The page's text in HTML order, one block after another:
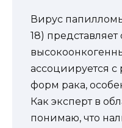
Вирус
18)
ассоциируется
форм рака,
Как эксперт в
понимаю, что